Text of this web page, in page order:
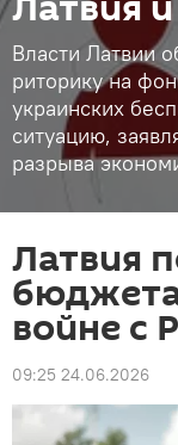
Власти Латвии
риторику на
украинских
ситуацию,
разрыва
Латвия
войне с
09:25 24.06.2026